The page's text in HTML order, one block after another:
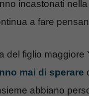
incastonati
a fare
del figlio maggiore
mai di sperare
abbiano